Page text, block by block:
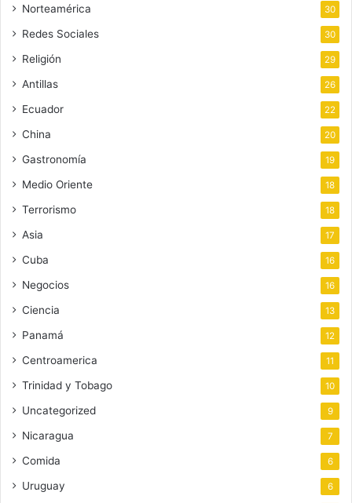
Norteamérica 30
Redes Sociales 30
Religión 29
Antillas 26
Ecuador 22
China 20
Gastronomía 19
Medio Oriente 18
Terrorismo 18
Asia 17
Cuba 16
Negocios 16
Ciencia 13
Panamá 12
Centroamerica 11
Trinidad y Tobago 10
Uncategorized 9
Nicaragua 7
Comida 6
Uruguay 6